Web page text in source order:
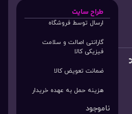
طراح سایت
ارسال توسط فروشگاه
گارانتی اصالت و سلامت
فیزیکی کالا
ضمانت تعویض کالا
هزینه حمل به عهده خریدار
ناموجود